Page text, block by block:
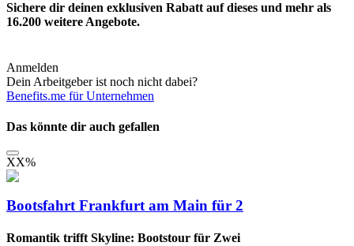
Sichere dir deinen exklusiven Rabatt auf dieses und mehr als
16.200 weitere Angebote.
Anmelden
Dein Arbeitgeber ist noch nicht dabei?
Benefits.me für Unternehmen
Das könnte dir auch gefallen
XX%
Bootsfahrt Frankfurt am Main für 2
Romantik trifft Skyline: Bootstour für Zwei